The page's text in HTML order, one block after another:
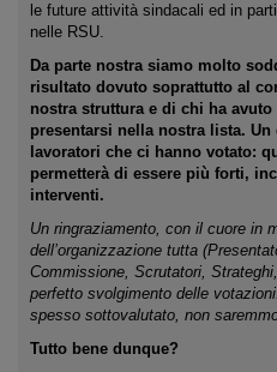
le future attività sindacali ed in
nelle RSU.
Da parte nostra siamo molto
risultato dovuto soprattutto al
nostra struttura e di chi ha
presentarsi nella nostra lista.
lavoratori che ci hanno votato:
permetterà di essere più forti,
interventi.
Un ringraziamento, con il cuore in
dell’organizzazione tutta
Commissione, Scrutatori,
perfetto svolgimento delle
spesso sottovalutato, non
Tutto bene dunque?